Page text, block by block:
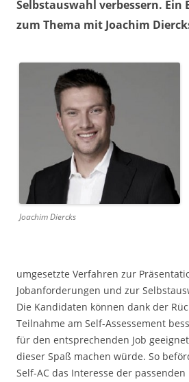
Selbstauswahl verbessern. Ein
zum Thema mit Joachim
Joachim Diercks
umgesetzte Verfahren zur
Jobanforderungen und zur
Die Kandidaten können dank der
Teilnahme am Self-Assessement
für den entsprechenden Job
dieser Spaß machen würde. So
Self-AC das Interesse der